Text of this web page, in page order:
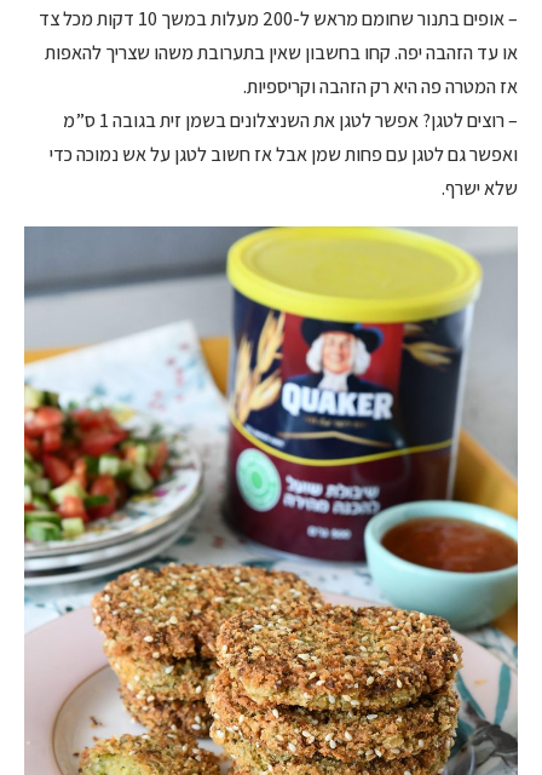
– אופים בתנור שחומם מראש ל-200 מעלות במשך 10 דקות מכל צד
או עד הזהבה יפה. קחו בחשבון שאין בתערובת משהו שצריך להאפות
אז המטרה פה היא רק הזהבה וקריספיות.
– רוצים לטגן? אפשר לטגן את השניצלונים בשמן זית בגובה 1 ס”מ
ואפשר גם לטגן עם פחות שמן אבל אז חשוב לטגן על אש נמוכה כדי
שלא ישרף.